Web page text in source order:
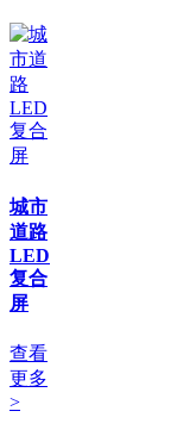
城市
道路
LED
复合
屏
查看
更多
>